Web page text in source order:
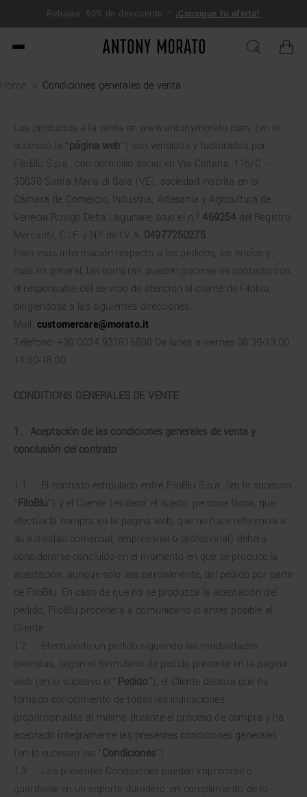
Rebajas: 50% de descuento – ¡Consigue tu oferta!
Antony Morato - Official
Home > Condiciones generales de venta
Los productos a la venta en www.antonymorato.com, (en lo
sucesivo la “página web ”) son vendidos y facturados por
FiloBlu S.p.a., con domicilio social en Via Caltana, 116/C –
30030 Santa Maria di Sala (VE), sociedad inscrita en la
Cámara de Comercio, Industria, Artesanía y Agricultura de
Venecia Rovigo Delta Lagunare, bajo el n.º 469254 del Registro
Mercantil, C.I.F. y N.º de I.V.A. 04977250275.
Para más información respecto a los pedidos, los envíos y,
más en general, las compras, pueden ponerse en contacto con
el responsable del servicio de atención al cliente de Filoblu,
dirigiéndose a las siguientes direcciones:
Mail: customercare@morato.it
Telefono: +39 0034 931816898 De lunes a viernes 08:30-13:00
14:30-18:00
CONDITIONS GENERALES DE VENTE
1. Aceptación de las condiciones generales de venta y
conclusión del contrato
1.1 El contrato estipulado entre FiloBlu S.p.a. (en lo sucesivo
"FiloBlu") y el Cliente (es decir, el sujeto, persona física, que
efectúa la compra en la página web, que no hace referencia a
su actividad comercial, empresarial o profesional) deberá
considerarse concluido en el momento en que se produce la
aceptación, aunque solo sea parcialmente, del pedido por parte
de FiloBlu. En caso de que no se produzca la aceptación del
pedido, FiloBlu procederá a comunicarlo lo antes posible al
Cliente.
1.2 Efectuando un pedido siguiendo las modalidades
previstas, según el formulario de pedido presente en la página
web (en lo sucesivo el "Pedido"), el Cliente declara que ha
tomado conocimiento de todas las indicaciones
proporcionadas al mismo durante el proceso de compra y ha
aceptado íntegramente las presentes condiciones generales
(en lo sucesivo las "Condiciones").
1.3 Las presentes Condiciones pueden imprimirse o
guardarse en un soporte duradero, en cumplimiento de lo